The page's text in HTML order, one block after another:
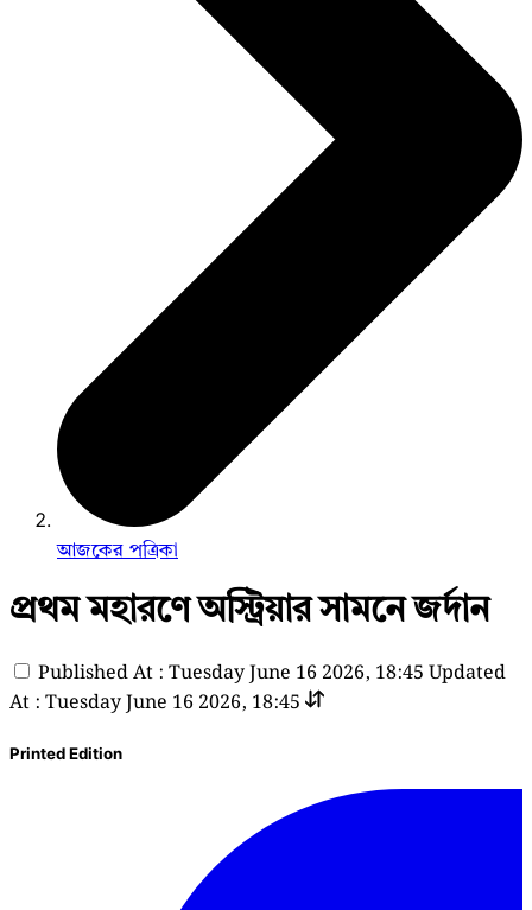
আজকের পত্রিকা
প্রথম মহারণে অস্ট্রিয়ার সামনে জর্দান
Published At : Tuesday June 16 2026, 18:45 Updated
At : Tuesday June 16 2026, 18:45
Printed Edition